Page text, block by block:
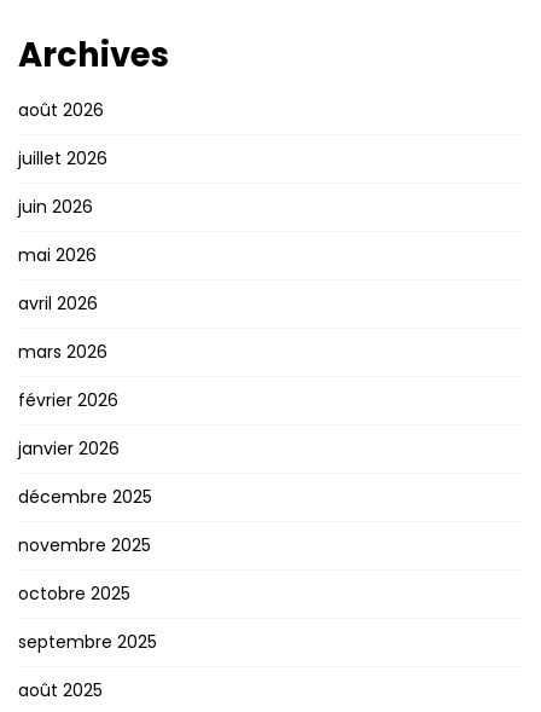
Archives
août 2026
juillet 2026
juin 2026
mai 2026
avril 2026
mars 2026
février 2026
janvier 2026
décembre 2025
novembre 2025
octobre 2025
septembre 2025
août 2025